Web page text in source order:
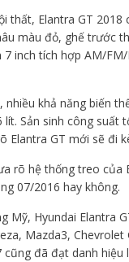
thất, Elantra GT
màu đỏ, ghế trước
inch tích hợp AM/
nhiều khả năng biến
lít. Sản sinh công
Elantra GT mới sẽ đi
rõ hệ thống treo của
07/2016 hay không.
Mỹ, Hyundai Elantra
Mazda3,
cũng đã đạt danh hiệu